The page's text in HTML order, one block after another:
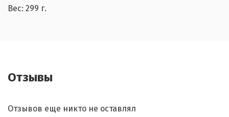
Вес: 299 г.
Отзывы
Отзывов еще никто не оставлял